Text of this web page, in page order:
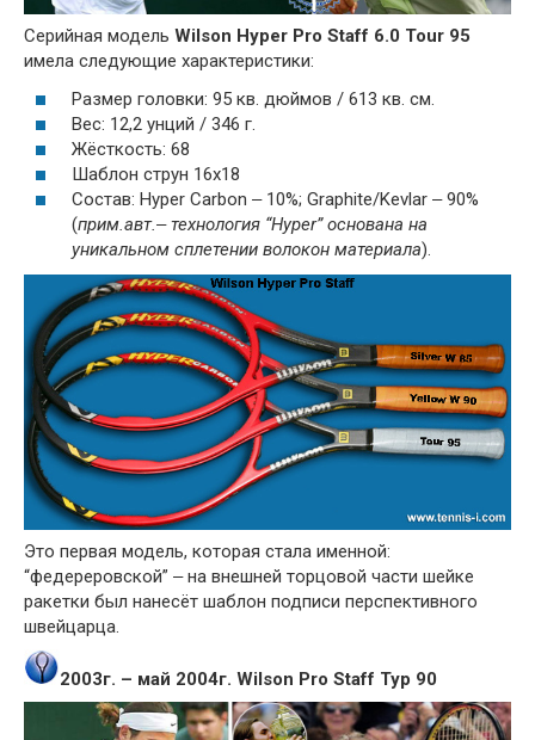
Серийная модель Wilson Hyper Pro Staff 6.0 Tour 95
имела следующие характеристики:
Размер головки: 95 кв. дюймов / 613 кв. см.
Вес: 12,2 унций / 346 г.
Жёсткость: 68
Шаблон струн 16x18
Состав: Hyper Carbon ‒ 10%; Graphite/Kevlar ‒ 90%
(прим.авт.‒ технология “Hyper” основана на
уникальном сплетении волокон материала).
Это первая модель, которая стала именной:
“федереровской” ‒ на внешней торцовой части шейке
ракетки был нанесёт шаблон подписи перспективного
швейцарца.
2003г. – май 2004г. Wilson Pro Staff Тур 90